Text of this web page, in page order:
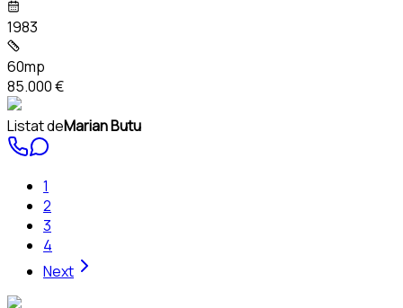
1983
60mp
85.000 €
Listat deMarian Butu
1
2
3
4
Next